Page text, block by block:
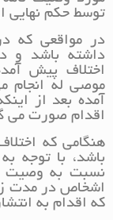
توسط حکم نهایی
در مواقعی که
داشته باشد و
اختلاف پیش
موصی له انجام
آمده بعد از
اقدام صورت می
هنگامی که
باشد، با توجه
نسبت به وصیت
که اقدام به